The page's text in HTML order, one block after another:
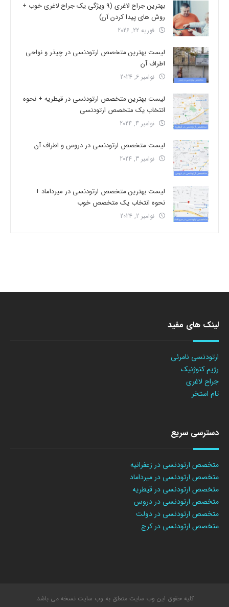
بهترین جراح لاغری (9 ویژگی یک جراح لاغری خوب +
روش های پیدا کردن آن)
فوریه 22, 2026
لیست بهترین متخصص ارتودنسی در چیذر و نواحی
اطراف آن
نوامبر 6, 2024
لیست بهترین متخصص ارتودنسی در قیطریه + نحوه
انتخاب یک متخصص ارتودنسی
نوامبر 4, 2024
لیست متخصص ارتودنسی در دروس و اطراف آن
نوامبر 3, 2024
لیست بهترین متخصص ارتودنسی در میرداماد +
نحوه انتخاب یک متخصص خوب
نوامبر 2, 2024
لینک های مفید
ارتودنسی نامرئی
رژیم کتوژنیک
جراح لاغری
تام استخر
دسترسی سریع
متخصص ارتودنسی در زعفرانیه
متخصص ارتودنسی در میرداماد
متخصص ارتودنسی در قیطریه
متخصص ارتودنسی در دروس
متخصص ارتودنسی در دولت
متخصص ارتودنسی در کرج
کلیه حقوق این وب سایت متعلق به وب سایت نسخه می باشد.